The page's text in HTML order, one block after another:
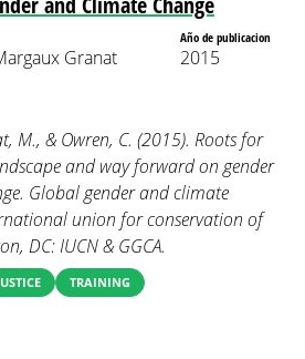
Granat
Año de publicacion
2015
M., & Owren, C. (2015). Roots for
and way forward on gender
Global gender and climate
union for conservation of
DC: IUCN & GGCA.
TRAINING